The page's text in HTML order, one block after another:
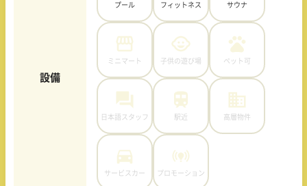
設備
プール フィットネス サウナ
ミニマート 子供の遊び場 ペット可
日本語スタッフ 駅近 高層物件
サービスカー プロモーション